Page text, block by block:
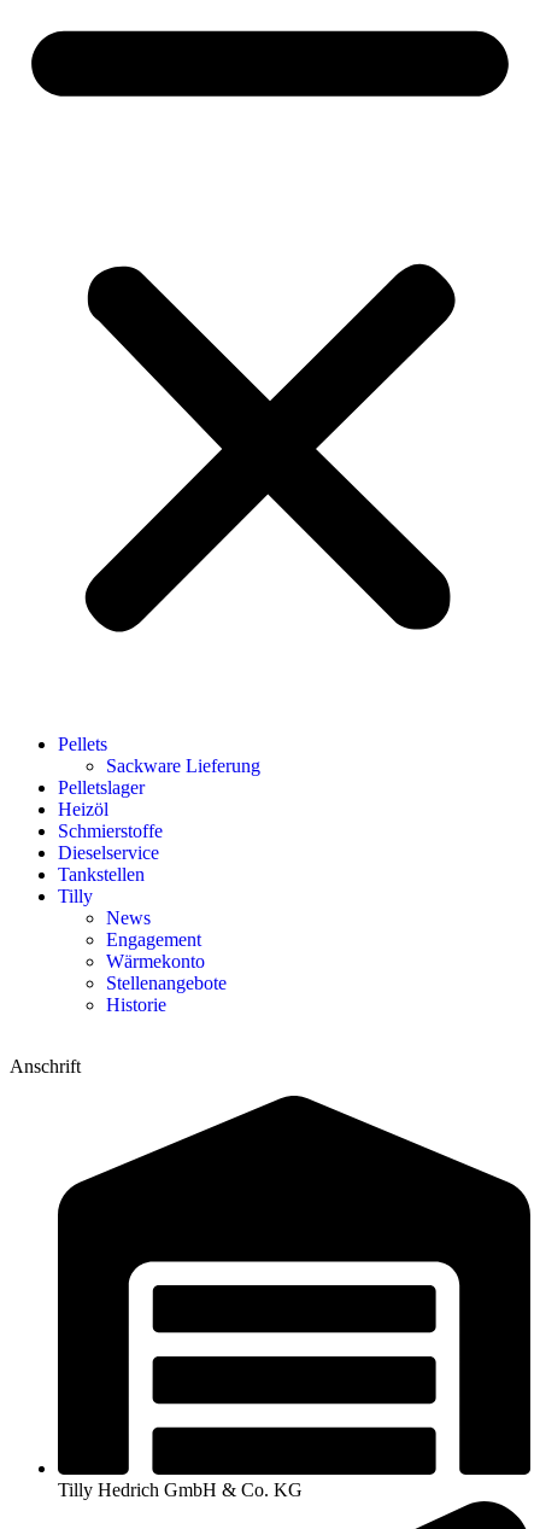
Pellets
Sackware Lieferung
Pelletslager
Heizöl
Schmierstoffe
Dieselservice
Tankstellen
Tilly
News
Engagement
Wärmekonto
Stellenangebote
Historie
Anschrift
Tilly Hedrich GmbH & Co. KG